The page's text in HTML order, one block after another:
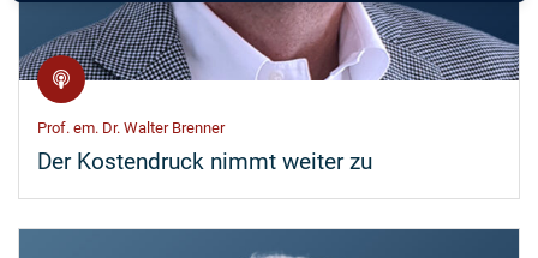
Prof. em. Dr. Walter Brenner
Der Kostendruck nimmt weiter zu